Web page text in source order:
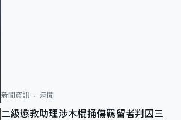
新聞資訊 港聞
二級懲教助理涉木棍捅傷羈留者判囚三